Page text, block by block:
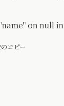
on null in
コピー